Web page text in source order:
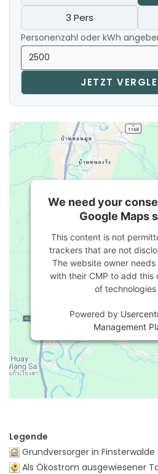
3 Pers
Personenzahl oder kWh
JETZT
We need your
Google Maps
This content is not
trackers that are not
The website owner
with their CMP to add this
of technologies
Powered by
Management
Legende
Grundversorger in Finsterwalde
Als Ökostrom ausgewiesener